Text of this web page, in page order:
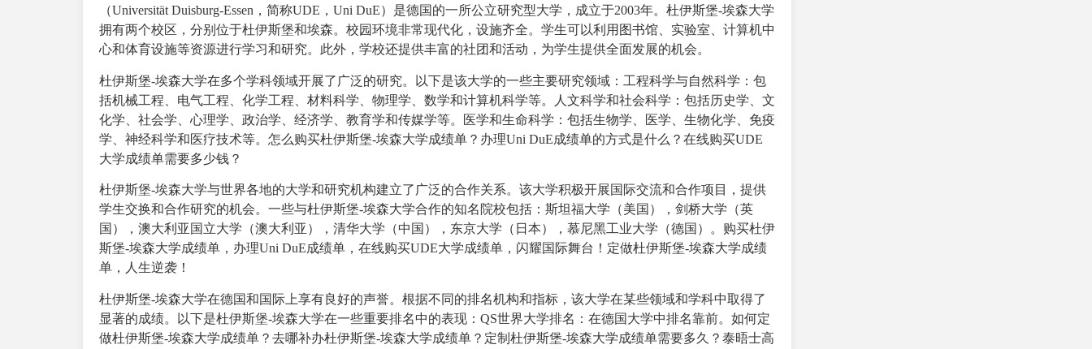
（Universität Duisburg-Essen，简称UDE，Uni DuE）是德国的一所公立研究型大学，成立于2003年。杜伊斯堡-埃森大学
拥有两个校区，分别位于杜伊斯堡和埃森。校园环境非常现代化，设施齐全。学生可以利用图书馆、实验室、计算机中
心和体育设施等资源进行学习和研究。此外，学校还提供丰富的社团和活动，为学生提供全面发展的机会。
杜伊斯堡-埃森大学在多个学科领域开展了广泛的研究。以下是该大学的一些主要研究领域：工程科学与自然科学：包
括机械工程、电气工程、化学工程、材料科学、物理学、数学和计算机科学等。人文科学和社会科学：包括历史学、文
化学、社会学、心理学、政治学、经济学、教育学和传媒学等。医学和生命科学：包括生物学、医学、生物化学、免疫
学、神经科学和医疗技术等。怎么购买杜伊斯堡-埃森大学成绩单？办理Uni DuE成绩单的方式是什么？在线购买UDE
大学成绩单需要多少钱？
杜伊斯堡-埃森大学与世界各地的大学和研究机构建立了广泛的合作关系。该大学积极开展国际交流和合作项目，提供
学生交换和合作研究的机会。一些与杜伊斯堡-埃森大学合作的知名院校包括：斯坦福大学（美国），剑桥大学（英
国），澳大利亚国立大学（澳大利亚），清华大学（中国），东京大学（日本），慕尼黑工业大学（德国）。购买杜伊
斯堡-埃森大学成绩单，办理Uni DuE成绩单，在线购买UDE大学成绩单，闪耀国际舞台！定做杜伊斯堡-埃森大学成绩
单，人生逆袭！
杜伊斯堡-埃森大学在德国和国际上享有良好的声誉。根据不同的排名机构和指标，该大学在某些领域和学科中取得了
显著的成绩。以下是杜伊斯堡-埃森大学在一些重要排名中的表现：QS世界大学排名：在德国大学中排名靠前。如何定
做杜伊斯堡-埃森大学成绩单？去哪补办杜伊斯堡-埃森大学成绩单？定制杜伊斯堡-埃森大学成绩单需要多久？泰晤士高